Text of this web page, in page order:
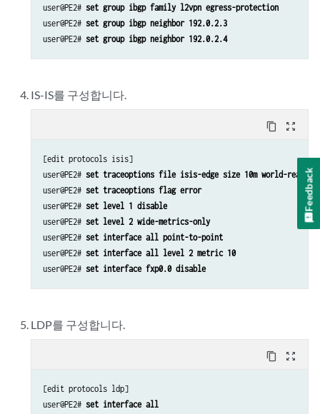
user@PE2# set group ibgp family l2vpn egress-protection
user@PE2# set group ibgp neighbor 192.0.2.3
user@PE2# set group ibgp neighbor 192.0.2.4
IS-IS를 구성합니다.
content_copy zoom_out_map
[edit protocols isis]
user@PE2# set traceoptions file isis-edge size 10m world-
user@PE2# set traceoptions flag error
user@PE2# set level 1 disable
user@PE2# set level 2 wide-metrics-only
user@PE2# set interface all point-to-point
user@PE2# set interface all level 2 metric 10
user@PE2# set interface fxp0.0 disable
LDP를 구성합니다.
content_copy zoom_out_map
[edit protocols ldp]
user@PE2# set interface all
Feedback